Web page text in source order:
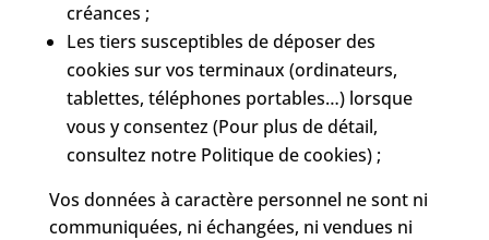
créances ;
Les tiers susceptibles de déposer des
cookies sur vos terminaux (ordinateurs,
tablettes, téléphones portables…) lorsque
vous y consentez (Pour plus de détail,
consultez notre Politique de cookies) ;
Vos données à caractère personnel ne sont ni
communiquées, ni échangées, ni vendues ni